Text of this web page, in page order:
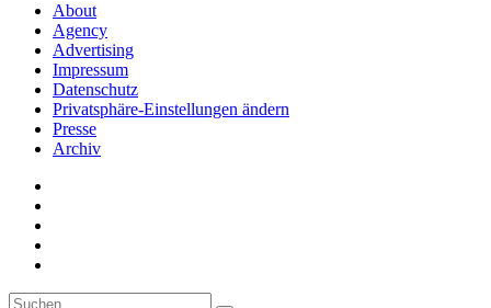
About
Agency
Advertising
Impressum
Datenschutz
Privatsphäre-Einstellungen ändern
Presse
Archiv